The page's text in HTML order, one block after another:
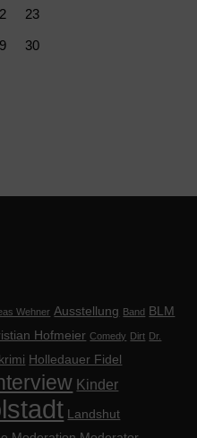
23
30
Wehner Ausstellung Band BLM
Hofmeier Comedy Dirt Dr.
Holledauer Fidel
Kinder
Landshut